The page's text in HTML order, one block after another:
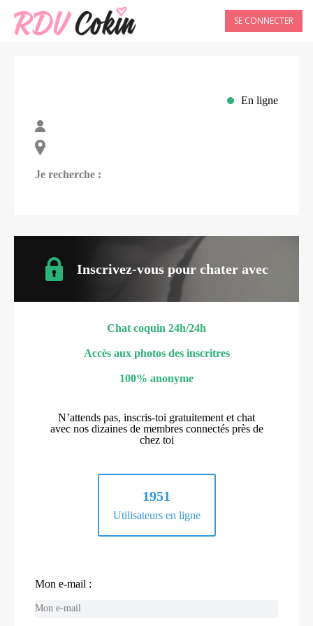
SE CONNECTER
En ligne
Je recherche :
Inscrivez-vous pour chater avec
Chat coquin 24h/24h
Accès aux photos des inscritres
100% anonyme
N’attends pas, inscris-toi gratuitement et chat
avec nos dizaines de membres connectés près de
chez toi
1951
Utilisateurs en ligne
Mon e-mail :